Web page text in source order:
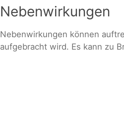
Nebenwirkungen
Nebenwirkungen können
aufgebracht wird. Es kann zu